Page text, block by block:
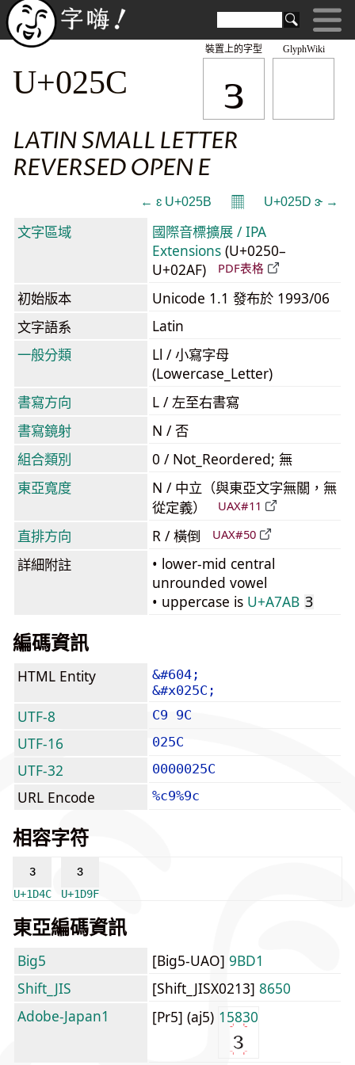
GlyphWiki
ɜ
裝置上的字型
U+025C
LATIN SMALL LETTER
REVERSED OPEN E
← ɛ U+025B 𝄜 U+025D ɝ →
文字區域
國際音標擴展 / IPA
Extensions (U+0250–
U+02AF)
PDF表格
初始版本
Unicode 1.1 發布於 1993/06
文字語系
Latin
一般分類
Ll / 小寫字母
(Lowercase_Letter)
書寫方向
L / 左至右書寫
書寫鏡射
N / 否
組合類別
0 / Not_Reordered; 無
東亞寬度
N / 中立（與東亞文字無關，無
從定義）
UAX#11
直排方向 R / 橫倒 UAX#50
詳細附註
• lower-mid central
unrounded vowel
• uppercase is U+A7AB Ɜ
編碼資訊
HTML Entity
&#604;
&#x025C;
UTF-8 C9 9C
UTF-16 025C
UTF-32 0000025C
URL Encode %c9%9c
相容字符
ᵌ
U+1D4C
ᶟ
U+1D9F
東亞編碼資訊
Big5 [Big5-UAO] 9BD1
Shift_JIS
[Shift_JISX0213] 8650
Adobe-Japan1
[Pr5] (aj5) 15830